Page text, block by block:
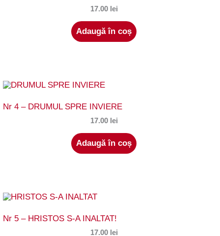
17.00 lei
Adaugă în coș
Nr 4 – DRUMUL SPRE INVIERE
17.00 lei
Adaugă în coș
Nr 5 – HRISTOS S-A INALTAT!
17.00 lei